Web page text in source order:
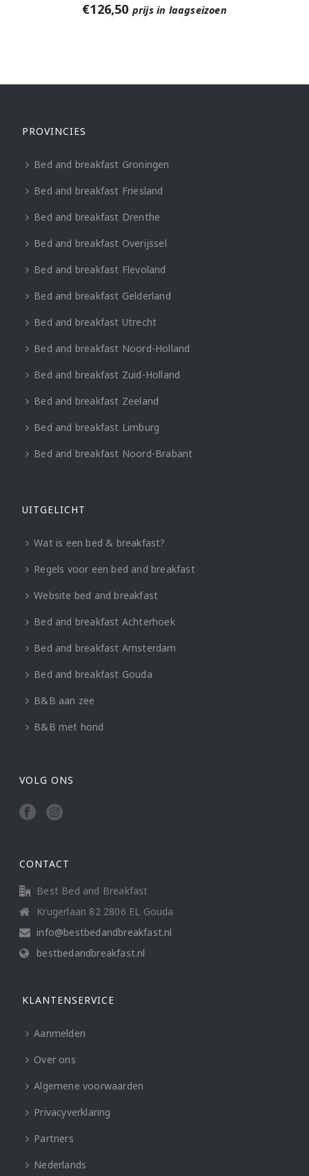
€126,50 prijs in laagseizoen
PROVINCIES
Bed and breakfast Groningen
Bed and breakfast Friesland
Bed and breakfast Drenthe
Bed and breakfast Overijssel
Bed and breakfast Flevoland
Bed and breakfast Gelderland
Bed and breakfast Utrecht
Bed and breakfast Noord-Holland
Bed and breakfast Zuid-Holland
Bed and breakfast Zeeland
Bed and breakfast Limburg
Bed and breakfast Noord-Brabant
UITGELICHT
Wat is een bed & breakfast?
Regels voor een bed and breakfast
Website bed and breakfast
Bed and breakfast Achterhoek
Bed and breakfast Amsterdam
Bed and breakfast Gouda
B&B aan zee
B&B met hond
VOLG ONS
CONTACT
Best Bed and Breakfast
Krugerlaan 82 2806 EL Gouda
info@bestbedandbreakfast.nl
bestbedandbreakfast.nl
KLANTENSERVICE
Aanmelden
Over ons
Algemene voorwaarden
Privacyverklaring
Partners
Nederlands